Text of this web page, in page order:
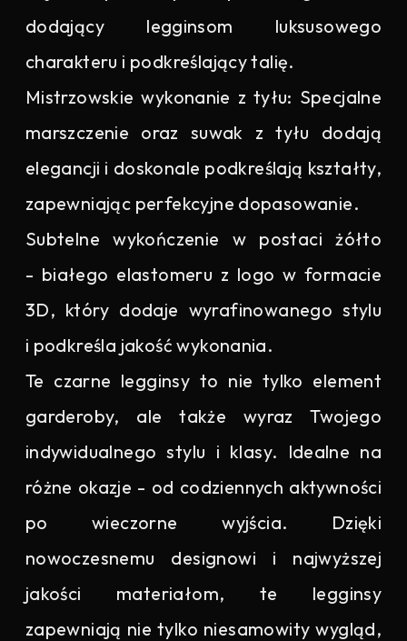
dodający legginsom luksusowego
charakteru i podkreślający talię.
Mistrzowskie wykonanie z tyłu: Specjalne
marszczenie oraz suwak z tyłu dodają
elegancji i doskonale podkreślają kształty,
zapewniając perfekcyjne dopasowanie.
Subtelne wykończenie w postaci żółto
- białego elastomeru z logo w formacie
3D, który dodaje wyrafinowanego stylu
i podkreśla jakość wykonania.
Te czarne legginsy to nie tylko element
garderoby, ale także wyraz Twojego
indywidualnego stylu i klasy. Idealne na
różne okazje - od codziennych aktywności
po wieczorne wyjścia. Dzięki
nowoczesnemu designowi i najwyższej
jakości materiałom, te legginsy
zapewniają nie tylko niesamowity wygląd,